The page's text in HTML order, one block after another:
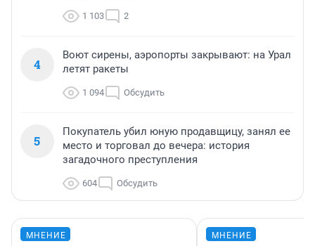
1 103 2
4
Воют сирены, аэропорты закрывают: на Урал
летят ракеты
1 094 Обсудить
5
Покупатель убил юную продавщицу, занял ее
место и торговал до вечера: история
загадочного преступления
604 Обсудить
МНЕНИЕ МНЕНИЕ